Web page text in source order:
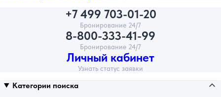
+7 499 703-01-20
Бронирование 24/7
8-800-333-41-99
Бронирование 24/7
Личный кабинет
Узнать статус заявки
Категории поиска